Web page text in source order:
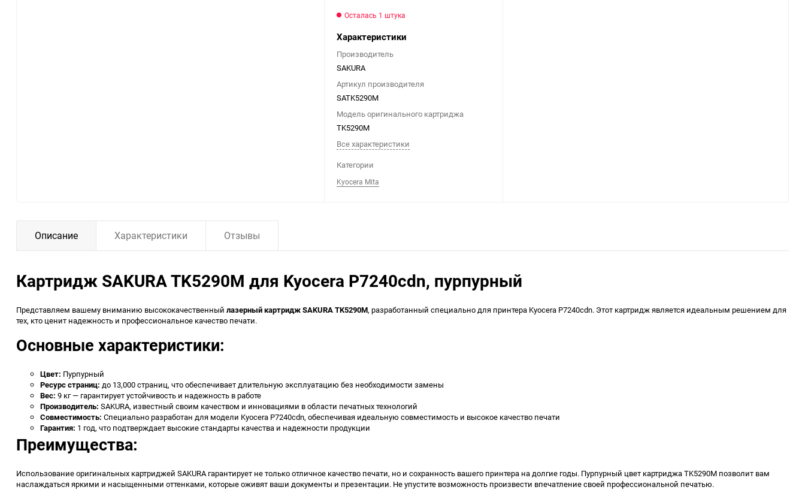
Осталась 1 штука
Характеристики
Производитель
SAKURA
Артикул производителя
SATK5290M
Модель оригинального картриджа
TK5290M
Все характеристики
Категории
Kyocera Mita
Описание Характеристики Отзывы
Картридж SAKURA TK5290M для Kyocera P7240cdn, пурпурный
Представляем вашему вниманию высококачественный лазерный картридж SAKURA TK5290M, разработанный специально для принтера Kyocera P7240cdn. Этот картридж является идеальным решением для
тех, кто ценит надежность и профессиональное качество печати.
Основные характеристики:
Цвет: Пурпурный
Ресурс страниц: до 13,000 страниц, что обеспечивает длительную эксплуатацию без необходимости замены
Вес: 9 кг — гарантирует устойчивость и надежность в работе
Производитель: SAKURA, известный своим качеством и инновациями в области печатных технологий
Совместимость: Специально разработан для модели Kyocera P7240cdn, обеспечивая идеальную совместимость и высокое качество печати
Гарантия: 1 год, что подтверждает высокие стандарты качества и надежности продукции
Преимущества:
Использование оригинальных картриджей SAKURA гарантирует не только отличное качество печати, но и сохранность вашего принтера на долгие годы. Пурпурный цвет картриджа TK5290M позволит вам
наслаждаться яркими и насыщенными оттенками, которые оживят ваши документы и презентации. Не упустите возможность произвести впечатление своей профессиональной печатью.